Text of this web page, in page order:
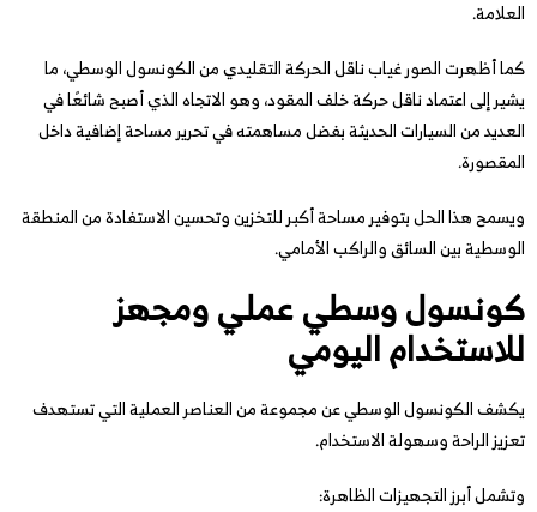
العلامة.
كما أظهرت الصور غياب ناقل الحركة التقليدي من الكونسول الوسطي، ما
يشير إلى اعتماد ناقل حركة خلف المقود، وهو الاتجاه الذي أصبح شائعًا في
العديد من السيارات الحديثة بفضل مساهمته في تحرير مساحة إضافية داخل
المقصورة.
ويسمح هذا الحل بتوفير مساحة أكبر للتخزين وتحسين الاستفادة من المنطقة
الوسطية بين السائق والراكب الأمامي.
كونسول وسطي عملي ومجهز
للاستخدام اليومي
يكشف الكونسول الوسطي عن مجموعة من العناصر العملية التي تستهدف
تعزيز الراحة وسهولة الاستخدام.
وتشمل أبرز التجهيزات الظاهرة: